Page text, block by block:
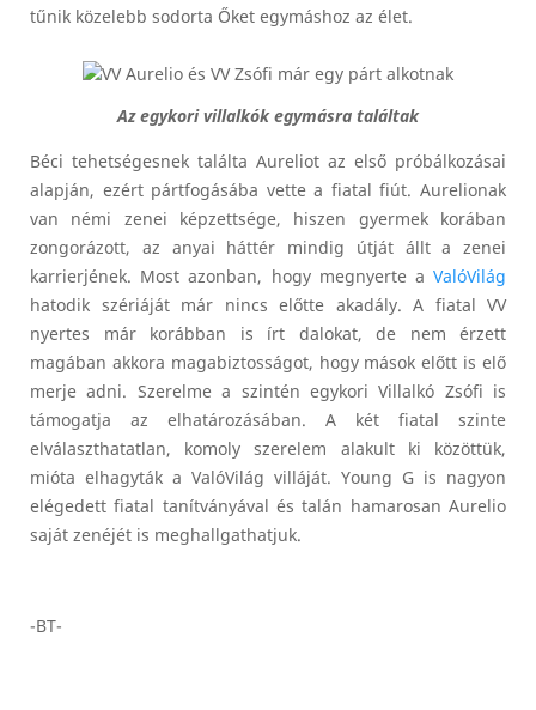
tűnik közelebb sodorta Őket egymáshoz az élet.
Az egykori villalkók egymásra találtak
Béci tehetségesnek találta Aureliot az első próbálkozásai
alapján, ezért pártfogásába vette a fiatal fiút. Aurelionak
van némi zenei képzettsége, hiszen gyermek korában
zongorázott, az anyai háttér mindig útját állt a zenei
karrierjének. Most azonban, hogy megnyerte a ValóVilág
hatodik szériáját már nincs előtte akadály. A fiatal VV
nyertes már korábban is írt dalokat, de nem érzett
magában akkora magabiztosságot, hogy mások előtt is elő
merje adni. Szerelme a szintén egykori Villalkó Zsófi is
támogatja az elhatározásában. A két fiatal szinte
elválaszthatatlan, komoly szerelem alakult ki közöttük,
mióta elhagyták a ValóVilág villáját. Young G is nagyon
elégedett fiatal tanítványával és talán hamarosan Aurelio
saját zenéjét is meghallgathatjuk.
-BT-